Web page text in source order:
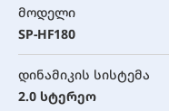
მოდელი
SP-HF180
დინამიკის სისტემა
2.0 სტერეო